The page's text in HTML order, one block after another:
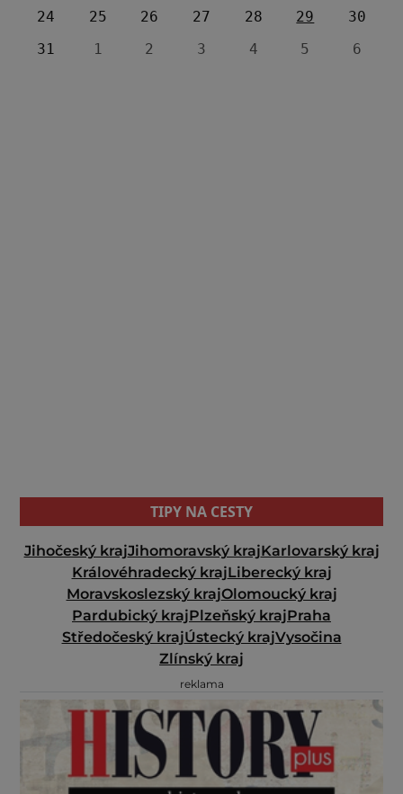
24
25 26 27 28 29
30
31
1 2 3 4 5 6
TIPY NA CESTY
Jihočeský krajJihomoravský krajKarlovarský kraj
Královéhradecký krajLiberecký kraj
Moravskoslezský krajOlomoucký kraj
Pardubický krajPlzeňský krajPraha
Středočeský krajÚstecký krajVysočina
Zlínský kraj
reklama